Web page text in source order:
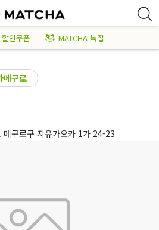
할인쿠폰 MATCHA 특집
메구로
구로구 지유가오카 1가 24-23